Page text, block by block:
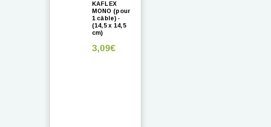
KAFLEX
MONO (pour
1 câble) -
(14,5 x 14,5
cm)
3,09€